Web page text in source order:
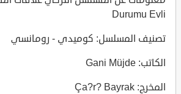
Durumu Evli
تصنيف المسلسل: كوميدي - رومانسي
الكاتب: Gani Müjde
المخرج: Ça?r? Bayrak